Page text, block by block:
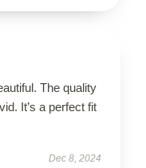
The quality
It’s a perfect fit
Dec 8, 2024